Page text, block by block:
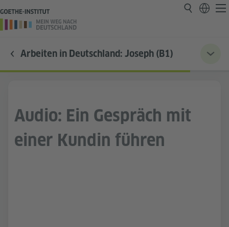
Arbeiten in Deutschland: Joseph (B1)
Audio: Ein Gespräch mit
einer Kundin führen